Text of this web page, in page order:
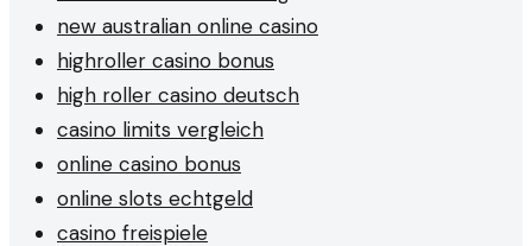
new australian online casino
highroller casino bonus
high roller casino deutsch
casino limits vergleich
online casino bonus
online slots echtgeld
casino freispiele